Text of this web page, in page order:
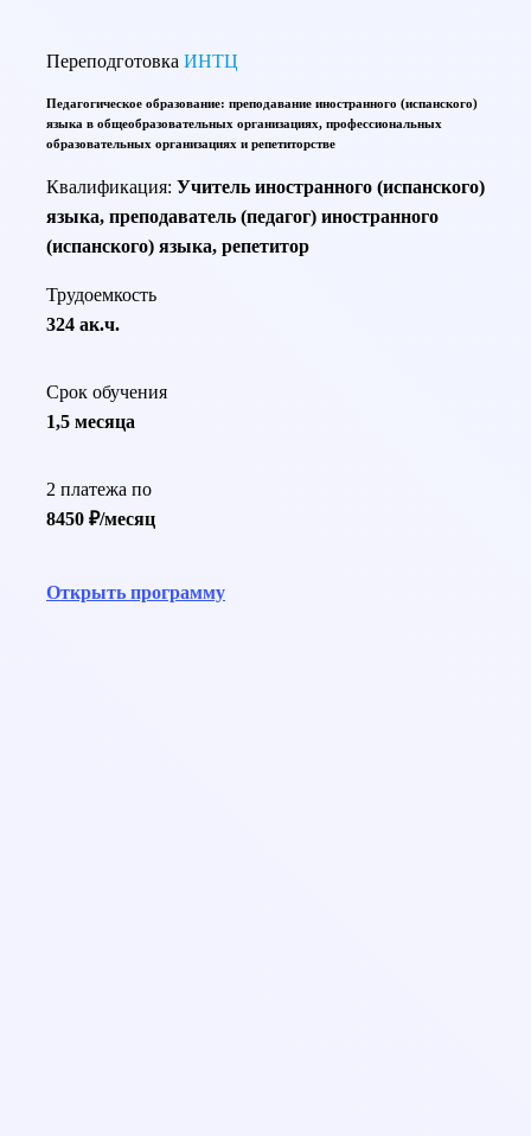
Переподготовка ИНТЦ
Педагогическое образование: преподавание иностранного (испанского)
языка в общеобразовательных организациях, профессиональных
образовательных организациях и репетиторстве
Квалификация: Учитель иностранного (испанского)
языка, преподаватель (педагог) иностранного
(испанского) языка, репетитор
Трудоемкость
324 ак.ч.
Срок обучения
1,5 месяца
2 платежа по
8450 ₽/месяц
Открыть программу